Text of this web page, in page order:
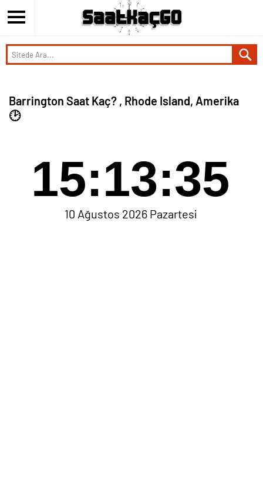
Barrington Saat Kaç? , Rhode Island, Amerika
🕑
15:13:35
10 Ağustos 2026 Pazartesi